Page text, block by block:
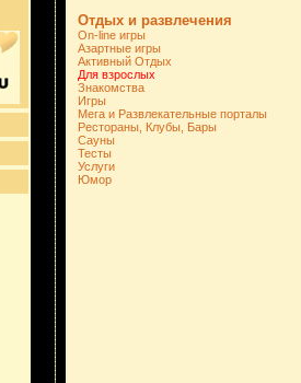
Отдых и развлечения
On-line игры
Азартные игры
Активный Отдых
Для взрослых
Знакомства
Игры
Мега и Развлекательные порталы
Рестораны, Клубы, Бары
Сауны
Тесты
Услуги
Юмор